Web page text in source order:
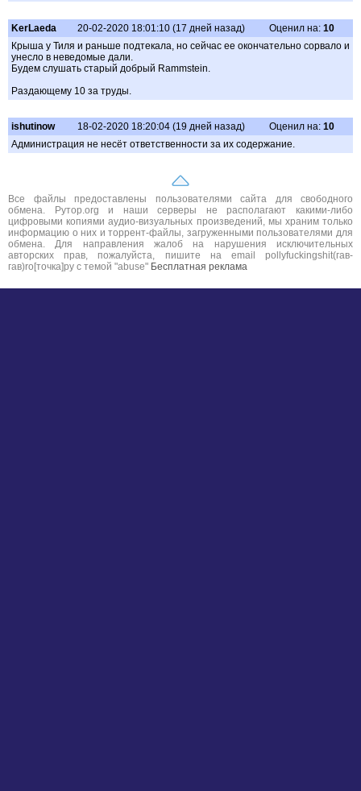
KerLaeda 20-02-2020 18:01:10 (17 дней назад) Оценил на: 10
Крыша у Тиля и раньше подтекала, но сейчас ее окончательно сорвало и
унесло в неведомые дали.
Будем слушать старый добрый Rammstein.
Раздающему 10 за труды.
ishutinow 18-02-2020 18:20:04 (19 дней назад) Оценил на: 10
Администрация не несёт ответственности за их содержание.
Все файлы предоставлены пользователями сайта для свободного
обмена. Рутор.org и наши серверы не располагают какими-либо
цифровыми копиями аудио-визуальных произведений, мы храним только
информацию о них и торрент-файлы, загруженными пользователями для
обмена. Для направления жалоб на нарушения исключительных
авторских прав, пожалуйста, пишите на email pollyfuckingshit(гав-
гав)ro[точка]ру с темой "abuse" Бесплатная реклама